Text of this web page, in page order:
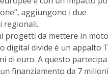
aggiungono i due
regionali.
progetti da mettere in
digital divide è un appalto
di euro. A questo
finanziamento da 7